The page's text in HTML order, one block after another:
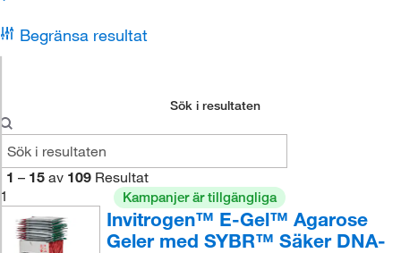
Begränsa resultat
Sök i resultaten
1 – 15 av 109 Resultat
1
Kampanjer är tillgängliga
Invitrogen™ E-Gel™ Agarose
Geler med SYBR™ Säker DNA-